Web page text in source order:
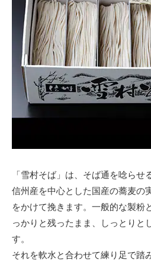
「雪村そば」は、そば通を唸らせ
信州産を中心とした国産の蕎麦の
をかけて挽きます。一般的な製粉
っかりと残ったまま、しっとりと
す。
それを軟水と合わせて練り足で踏